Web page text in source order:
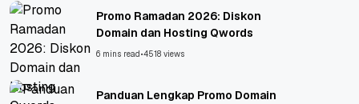
Promo Ramadan 2026: Diskon
Domain dan Hosting Qwords
6 mins read•4518 views
Panduan Lengkap Promo Domain